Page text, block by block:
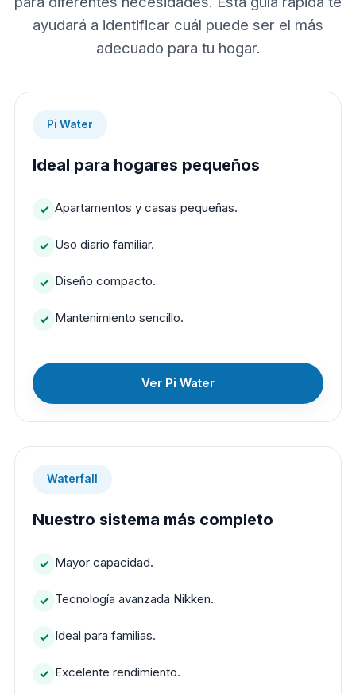
ayudará a identificar cuál puede ser el más
adecuado para tu hogar.
Pi Water
Ideal para hogares pequeños
Apartamentos y casas pequeñas.
Uso diario familiar.
Diseño compacto.
Mantenimiento sencillo.
Ver Pi Water
Waterfall
Nuestro sistema más completo
Mayor capacidad.
Tecnología avanzada Nikken.
Ideal para familias.
Excelente rendimiento.